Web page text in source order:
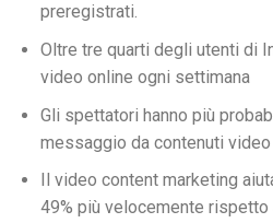
preregistrati.
Oltre tre quarti degli utenti di
video online ogni settimana
Gli spettatori hanno più
messaggio da contenuti
Il video content marketing
49% più velocemente